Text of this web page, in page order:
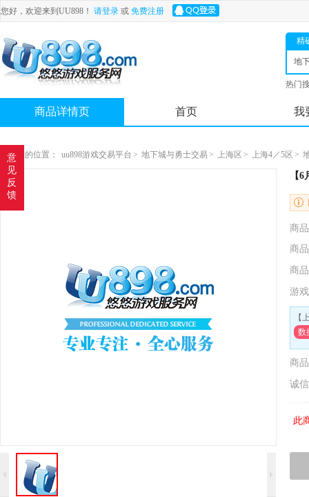
您好，欢迎来到UU898！ 请登录 或 免费注册
精
地
士
热门
商品详情页 首页 我
您现在的位置： uu898游戏交易平台 > 地下城与勇士交易 > 上海区 > 上海4／5区 >
【
商
商
商
游
【
数
商
诚
此
意
见
反
馈